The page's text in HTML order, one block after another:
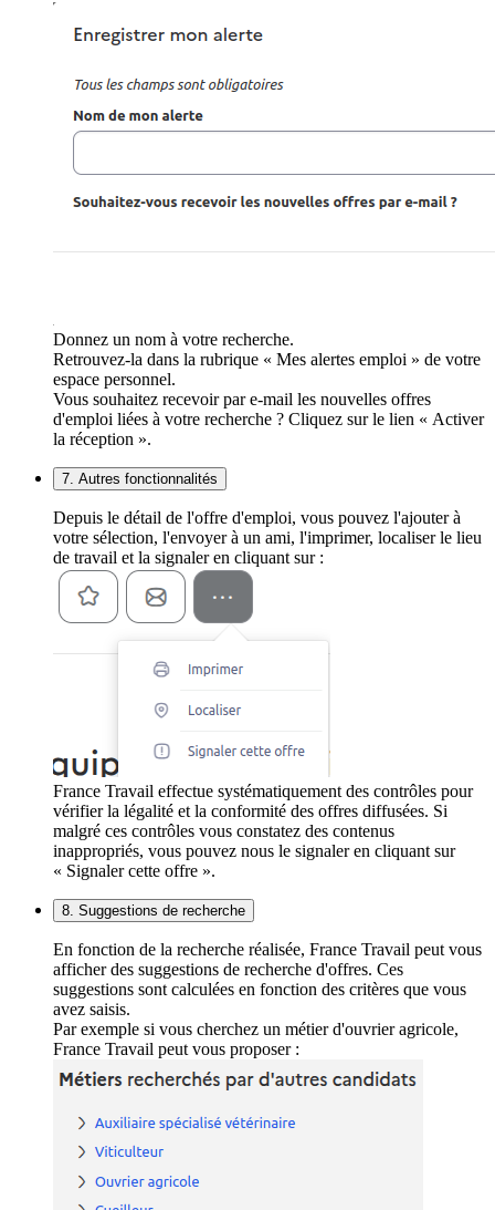
Donnez un nom à votre recherche.
Retrouvez-la dans la rubrique « Mes alertes emploi » de votre
espace personnel.
Vous souhaitez recevoir par e-mail les nouvelles offres
d'emploi liées à votre recherche ? Cliquez sur le lien « Activer
la réception ».
7. Autres fonctionnalités
Depuis le détail de l'offre d'emploi, vous pouvez l'ajouter à
votre sélection, l'envoyer à un ami, l'imprimer, localiser le lieu
de travail et la signaler en cliquant sur :
France Travail effectue systématiquement des contrôles pour
vérifier la légalité et la conformité des offres diffusées. Si
malgré ces contrôles vous constatez des contenus
inappropriés, vous pouvez nous le signaler en cliquant sur
« Signaler cette offre ».
8. Suggestions de recherche
En fonction de la recherche réalisée, France Travail peut vous
afficher des suggestions de recherche d'offres. Ces
suggestions sont calculées en fonction des critères que vous
avez saisis.
Par exemple si vous cherchez un métier d'ouvrier agricole,
France Travail peut vous proposer :